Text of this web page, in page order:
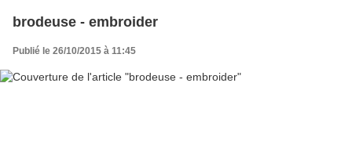
brodeuse - embroider
Publié le 26/10/2015 à 11:45